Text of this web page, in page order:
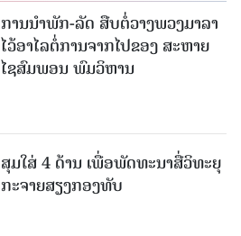
ການນໍາພັກ-ລັດ ສືບຕໍ່ວາງພວງມາລາ
ໄວ້ອາໄລຕໍ່ການຈາກໄປຂອງ ສະຫາຍ
ໄຊສົມພອນ ພົມວິຫານ
ສຸມໃສ່ 4 ດ້ານ ເພື່ອພັດທະນາສື່ວິທະຍຸ
ກະຈາຍສຽງກອງທັບ